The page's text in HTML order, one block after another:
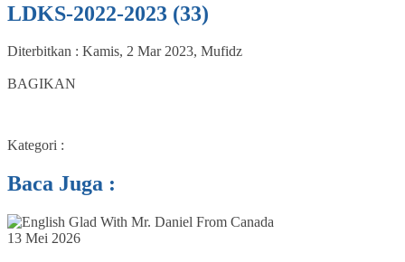
LDKS-2022-2023 (33)
Diterbitkan : Kamis, 2 Mar 2023, Mufidz
BAGIKAN
Kategori :
Baca Juga :
13 Mei 2026